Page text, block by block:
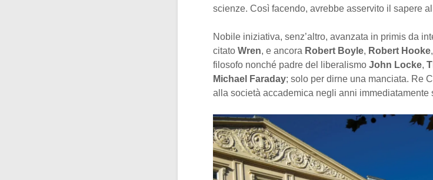
scienze. Così facendo, avrebbe asservito il sapere
Nobile iniziativa, senz’altro, avanzata in primis da
citato Wren, e ancora Robert Boyle, Robert Hooke,
filosofo nonché padre del liberalismo John Locke,
Michael Faraday; solo per dirne una manciata. Re
alla società accademica negli anni immediatamente